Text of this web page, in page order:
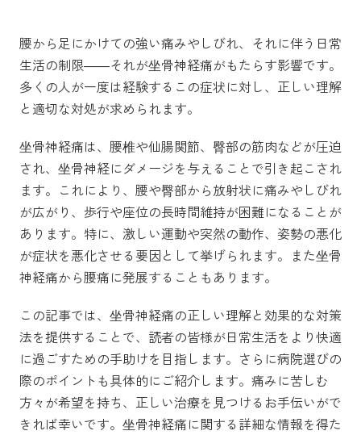
腰から足にかけての強い痛みやしびれ、それに伴う日常
生活の制限――それが坐骨神経痛がもたらす影響です。
多くの人が一度は経験するこの症状に対し、正しい理解
と適切な対処が求められます。
坐骨神経痛は、腰椎や仙腸関節、臀部の筋肉などが圧迫
され、坐骨神経にダメージを与えることで引き起こされ
ます。これにより、腰や臀部から放射状に痛みやしびれ
が広がり、歩行や座位の長時間維持が困難になることが
あります。特に、激しい運動や突然の動作、姿勢の悪化
が症状を悪化させる要因として挙げられます。また坐骨
神経痛から腰痛に発展することもあります。
この記事では、坐骨神経痛の正しい理解と効果的な対策
法を提供することで、読者の皆様が日常生活をより快適
に過ごすための手助けを目指します。さらに病院選びの
際のポイントも具体的にご紹介します。痛みに苦しむ
方々が希望を持ち、正しい治療を見つけるお手伝いがで
きれば幸いです。坐骨神経痛に関する詳細な情報を得た